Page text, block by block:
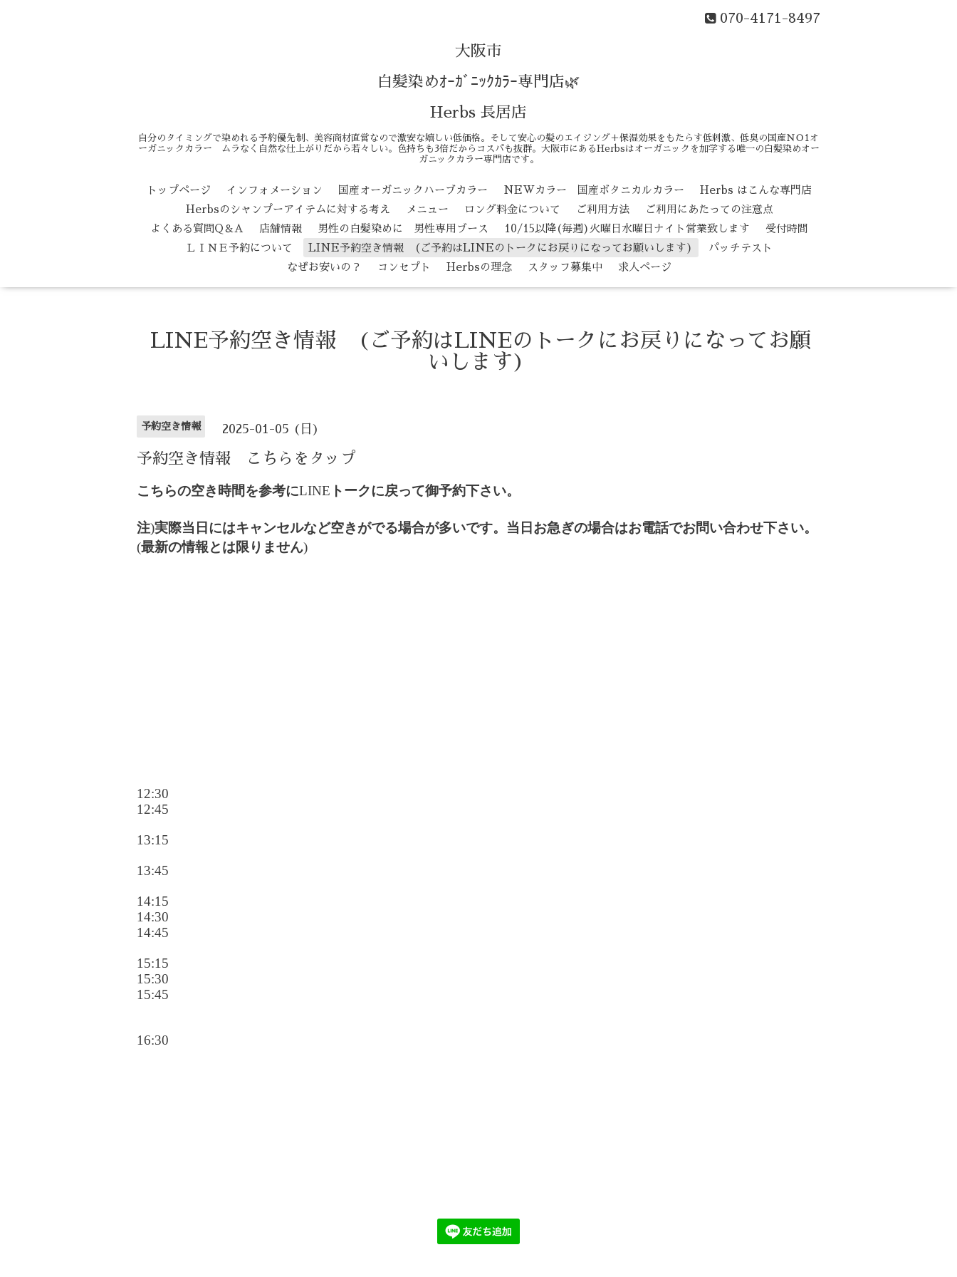
070-4171-8497
大阪市
白髪染めｵｰｶﾞﾆｯｸｶﾗｰ専門店🌿
Herbs 長居店
自分のタイミングで染めれる予約優先制、美容商材直営なので激安な嬉しい低価格。そして安心の髪のエイジング＋保湿効果をもたらす低刺激、低臭の国産ＮＯ1オ
ーガニックカラー ムラなく自然な仕上がりだから若々しい。色持ちも3倍だからコスパも抜群。大阪市にあるHerbsはオーガニックを加学する唯一の白髪染めオー
ガニックカラー専門店です。
トップページ インフォメーション 国産オーガニックハーブカラー NEWカラー 国産ボタニカルカラー
Herbs はこんな専門店
Herbsのシャンプーアイテムに対する考え
メニュー ロング料金について ご利用方法
ご利用にあたっての注意点
よくある質問Q＆A
店舗情報 男性の白髪染めに 男性専用ブース 10/15以降(毎週)火曜日水曜日ナイト営業致します
受付時間
ＬＩＮＥ予約について
LINE予約空き情報 (ご予約はLINEのトークにお戻りになってお願いします)
パッチテスト
なぜお安いの？
コンセプト Herbsの理念 スタッフ募集中 求人ページ
LINE予約空き情報 (ご予約はLINEのトークにお戻りになってお願
いします)
予約空き情報 2025-01-05 (日)
予約空き情報 こちらをタップ
こちらの空き時間を参考にLINE トークに戻って御予約下さい。
注)実際当日にはキャンセルなど空きがでる場合が多いです。当日お急ぎの場合はお電話でお問い合わせ下さい。
(最新の情報とは限りません)
12:30
12:45
13:15
13:45
14:15
14:30
14:45
15:15
15:30
15:45
16:30